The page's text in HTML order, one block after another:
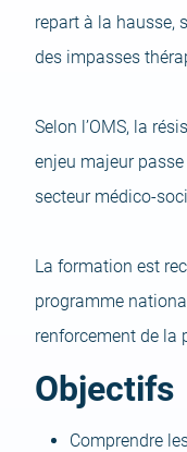
repart à la hausse,
des impasses
Selon l’OMS, la
enjeu majeur
secteur médico-
La formation est
programme
renforcement de la
Objectifs
Comprendre